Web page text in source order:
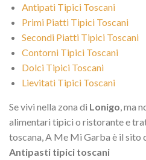
Antipati Tipici Toscani
Primi Piatti Tipici Toscani
Secondi Piatti Tipici Toscani
Contorni Tipici Toscani
Dolci Tipici Toscani
Lievitati Tipici Toscani
Se vivi nella zona di Lonigo , ma
alimentari tipici o ristorante e
toscana, A Me Mi Garba è il sito
Antipasti tipici toscani